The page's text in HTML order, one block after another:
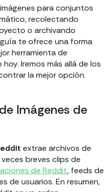
para conjuntos
recolectando
o archivando
te ofrece una forma
herramienta de
Iremos más allá de los
la mejor opción.
Imágenes de
extrae archivos de
veces breves clips de
de Reddit, feeds de
de usuarios. En resumen,